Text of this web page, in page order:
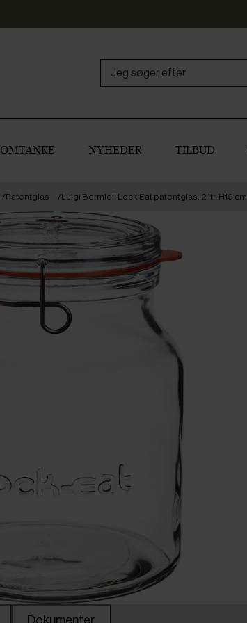
OMTANKE NYHEDER TILBUD
Patentglas Luigi Bormioli Lock-Eat patentglas, 2 ltr. H19 cm
Dokumenter